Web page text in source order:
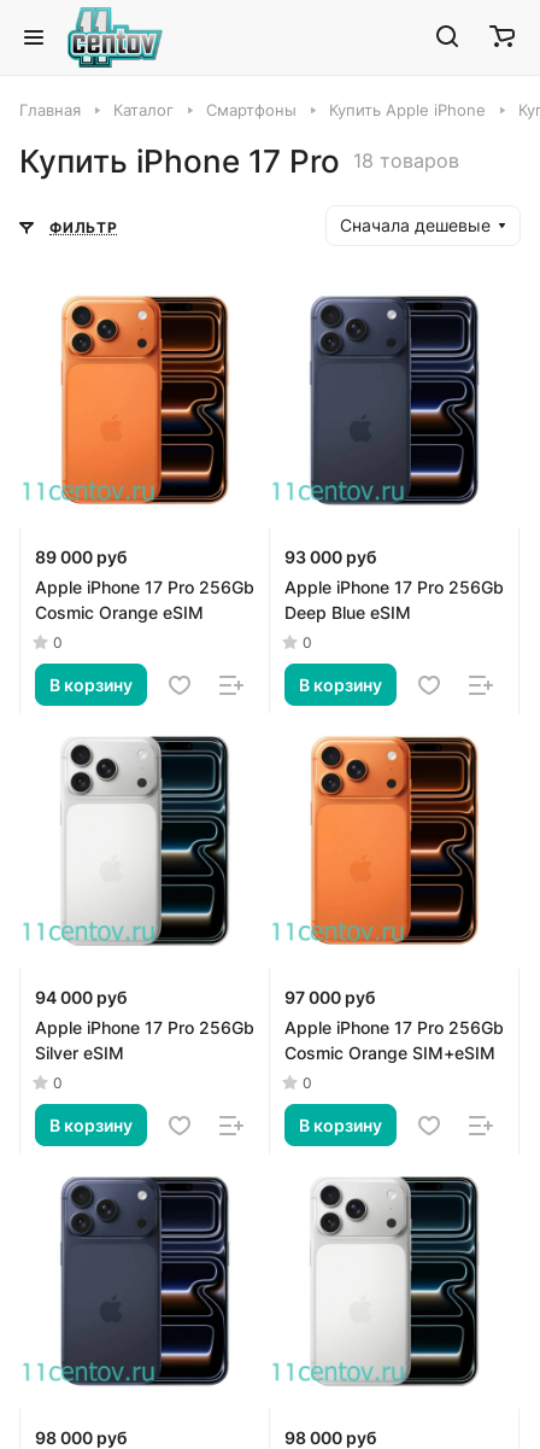
Главная Каталог Смартфоны Купить Apple iPhone
Купить iPhone 17 Pro 18 товаров
ФИЛЬТР Сначала дешевые
89 000 руб
Apple iPhone 17 Pro 256Gb
Cosmic Orange eSIM
0
В корзину
93 000 руб
Apple iPhone 17 Pro 256Gb
Deep Blue eSIM
0
В корзину
94 000 руб
Apple iPhone 17 Pro 256Gb
Silver eSIM
0
В корзину
97 000 руб
Apple iPhone 17 Pro 256Gb
Cosmic Orange SIM+eSIM
0
В корзину
98 000 руб
98 000 руб